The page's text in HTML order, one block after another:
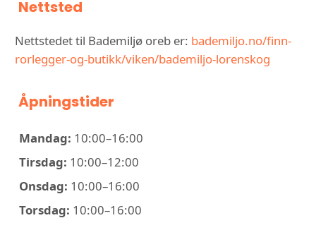
Nettsted
Nettstedet til Bademiljø oreb er: bademiljo.no/finn-
rorlegger-og-butikk/viken/bademiljo-lorenskog
Åpningstider
Mandag: 10:00–16:00
Tirsdag: 10:00–12:00
Onsdag: 10:00–16:00
Torsdag: 10:00–16:00